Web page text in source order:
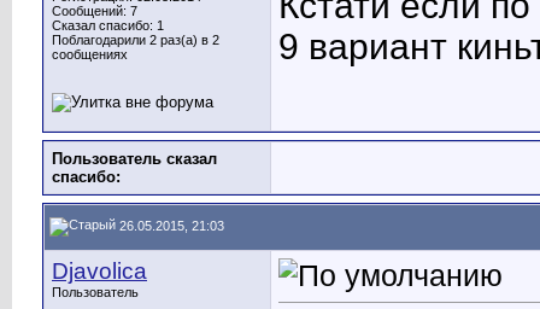
Сообщений: 7
Сказал спасибо: 1
Поблагодарили 2 раз(а) в 2
сообщениях
9 вариант
Пользователь сказал
cпасибо:
26.05.2015, 21:03
Djavolica
Пользователь